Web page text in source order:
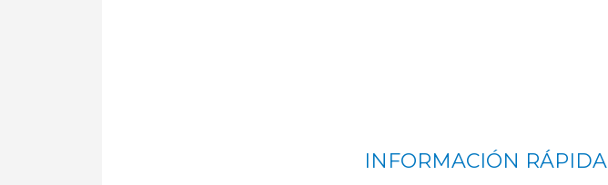
INFORMACIÓN RÁPIDA